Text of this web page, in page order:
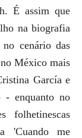
É assim que
na biografia
no cenário das
México mais
García e
- enquanto no
folhetinescas
'Cuando me